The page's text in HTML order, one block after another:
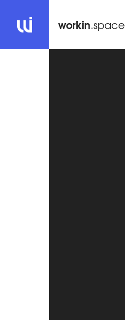
workin.space